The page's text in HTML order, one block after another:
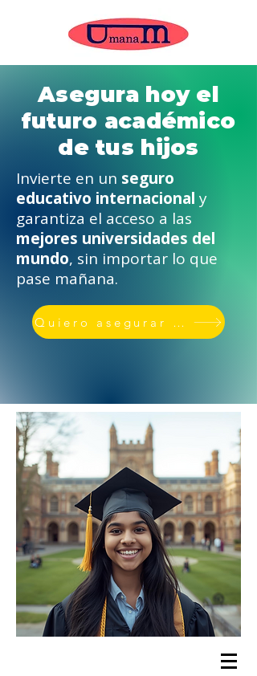
Asegura hoy el
futuro académico
de tus hijos
Invierte en un seguro
educativo internacional y
garantiza el acceso a las
mejores universidades del
mundo, sin importar lo que
pase mañana.
Quiero asegurar su educación